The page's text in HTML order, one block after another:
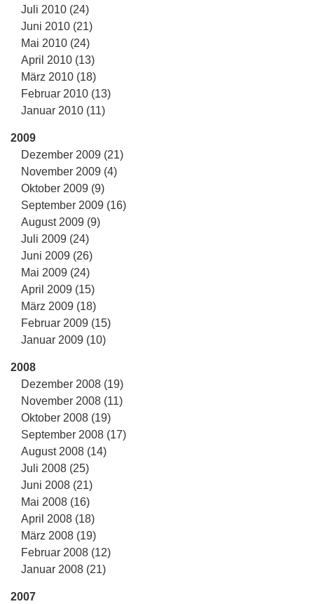
Juli 2010 (24)
Juni 2010 (21)
Mai 2010 (24)
April 2010 (13)
März 2010 (18)
Februar 2010 (13)
Januar 2010 (11)
2009
Dezember 2009 (21)
November 2009 (4)
Oktober 2009 (9)
September 2009 (16)
August 2009 (9)
Juli 2009 (24)
Juni 2009 (26)
Mai 2009 (24)
April 2009 (15)
März 2009 (18)
Februar 2009 (15)
Januar 2009 (10)
2008
Dezember 2008 (19)
November 2008 (11)
Oktober 2008 (19)
September 2008 (17)
August 2008 (14)
Juli 2008 (25)
Juni 2008 (21)
Mai 2008 (16)
April 2008 (18)
März 2008 (19)
Februar 2008 (12)
Januar 2008 (21)
2007